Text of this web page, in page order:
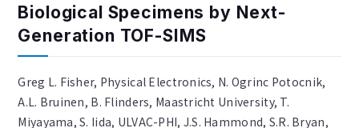
Biological Specimens by Next-
Generation TOF-SIMS
Greg L. Fisher, Physical Electronics, N. Ogrinc Potocnik,
A.L. Bruinen, B. Flinders, Maastricht University, T.
Miyayama, S. Iida, ULVAC-PHI, J.S. Hammond, S.R. Bryan,